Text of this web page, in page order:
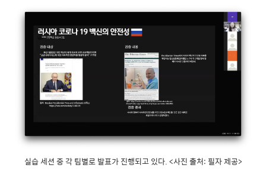
실습 세션 중 각 팀별로 발표가 진행되고 있다. <사진 출처: 필자 제공>